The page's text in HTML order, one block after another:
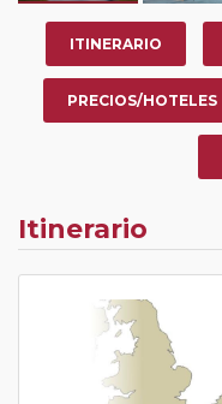
ITINERARIO
PRECIOS/HOTELES
Itinerario